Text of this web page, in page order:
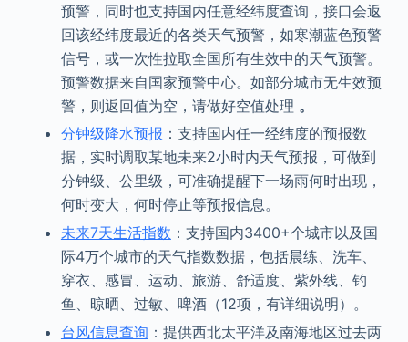
预警，同时也支持国内任意经纬度查询，接口会返
回该经纬度最近的各类天气预警，如寒潮蓝色预警
信号，或一次性拉取全国所有生效中的天气预警。
预警数据来自国家预警中心。如部分城市无生效预
警，则返回值为空，请做好空值处理 。
分钟级降水预报 ：支持国内任一经纬度的预报数
据，实时调取某地未来2小时内天气预报，可做到
分钟级、公里级，可准确提醒下一场雨何时出现，
何时变大，何时停止等预报信息。
未来7天生活指数 ：支持国内3400+个城市以及国
际4万个城市的天气指数数据，包括晨练、洗车、
穿衣、感冒、运动、旅游、舒适度、紫外线、钓
鱼、晾晒、过敏、啤酒（12项，有详细说明）。
台风信息查询 ：提供西北太平洋及南海地区过去两